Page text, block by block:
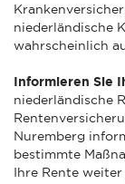
niederländische
wahrscheinlich
Informieren Sie
niederländische
Nuremberg
bestimmte
Ihre Rente